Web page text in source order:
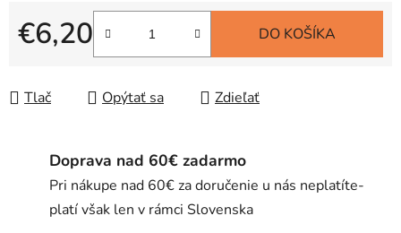
€6,20
Jednotková cena:
DO KOŠÍKA
Tlač Opýtať sa Zdieľať
Doprava nad 60€ zadarmo
Pri nákupe nad 60€ za doručenie u nás neplatíte-
platí však len v rámci Slovenska